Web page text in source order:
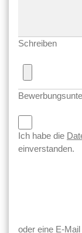
Schreiben
Ich habe die
einverstanden.
oder eine E-